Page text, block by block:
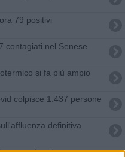
79 positivi
contagiati nel Senese
si fa più ampio
colpisce 1.437 persone
definitiva
geotermico